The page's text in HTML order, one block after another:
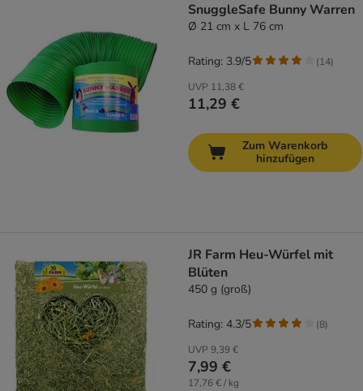
SnuggleSafe Bunny Warren
Ø 21 cm x L 76 cm
UVP 11,38 €
11,29 €
Rating: 3.9/5 (14)
Zum Warenkorb
hinzufügen
JR Farm Heu-Würfel mit
Blüten
450 g (groß)
UVP 9,39 €
7,99 €
17,76 € / kg
Rating: 4.3/5 (8)